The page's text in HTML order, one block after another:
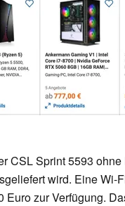
CSL Sprint 5593
wird. Eine Wi-
Euro zur Verfügung.